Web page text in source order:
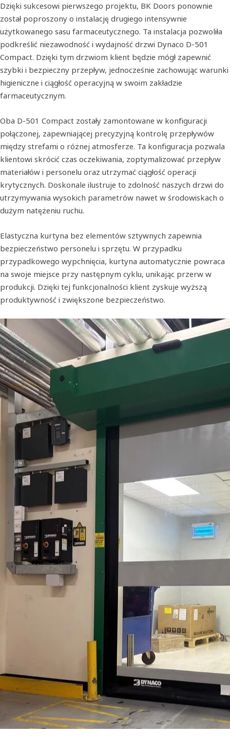
Dzięki sukcesowi pierwszego projektu, BK Doors ponownie
został poproszony o instalację drugiego intensywnie
użytkowanego sasu farmaceutycznego. Ta instalacja pozwoliła
podkreślić niezawodność i wydajność drzwi Dynaco D-501
Compact. Dzięki tym drzwiom klient będzie mógł zapewnić
szybki i bezpieczny przepływ, jednocześnie zachowując warunki
higieniczne i ciągłość operacyjną w swoim zakładzie
farmaceutycznym.
Oba D-501 Compact zostały zamontowane w konfiguracji
połączonej, zapewniającej precyzyjną kontrolę przepływów
między strefami o różnej atmosferze. Ta konfiguracja pozwala
klientowi skrócić czas oczekiwania, zoptymalizować przepływ
materiałów i personelu oraz utrzymać ciągłość operacji
krytycznych. Doskonale ilustruje to zdolność naszych drzwi do
utrzymywania wysokich parametrów nawet w środowiskach o
dużym natężeniu ruchu.
Elastyczna kurtyna bez elementów sztywnych zapewnia
bezpieczeństwo personelu i sprzętu. W przypadku
przypadkowego wypchnięcia, kurtyna automatycznie powraca
na swoje miejsce przy następnym cyklu, unikając przerw w
produkcji. Dzięki tej funkcjonalności klient zyskuje wyższą
produktywność i zwiększone bezpieczeństwo.